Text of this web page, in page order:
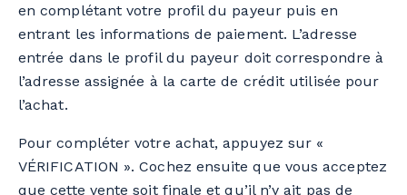
en complétant votre profil du payeur puis en
entrant les informations de paiement. L’adresse
entrée dans le profil du payeur doit correspondre à
l’adresse assignée à la carte de crédit utilisée pour
l’achat.
Pour compléter votre achat, appuyez sur «
VÉRIFICATION ». Cochez ensuite que vous acceptez
que cette vente soit finale et qu’il n’y ait pas de